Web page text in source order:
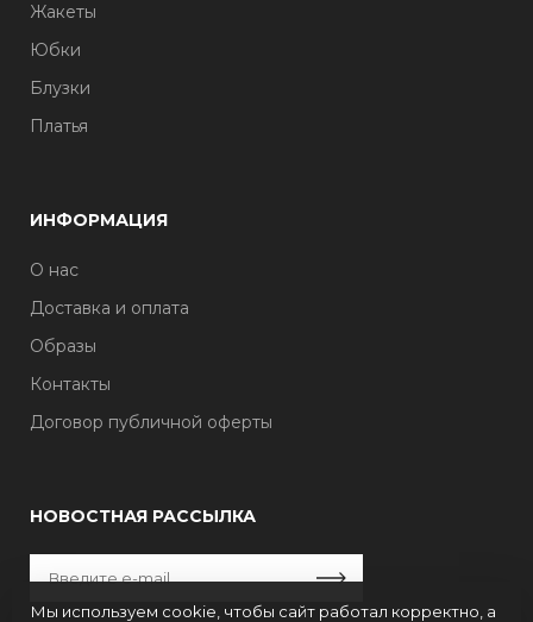
Жакеты
Юбки
Блузки
Платья
ИНФОРМАЦИЯ
О нас
Доставка и оплата
Образы
Контакты
Договор публичной оферты
НОВОСТНАЯ РАССЫЛКА
Мы используем cookie, чтобы сайт работал корректно, а